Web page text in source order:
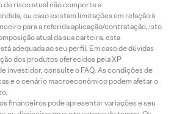
de risco atual não comporte a
ou caso existam limitações em relação à
para a referida aplicação/contratação, isto
atual da sua carteira, esta
adequada ao seu perfil. Em caso de dúvidas
dos produtos oferecidos pela XP
investidor, consulte o FAQ. As condições de
e o cenário macroeconômico podem afetar o
financeiros pode apresentar variações e seu